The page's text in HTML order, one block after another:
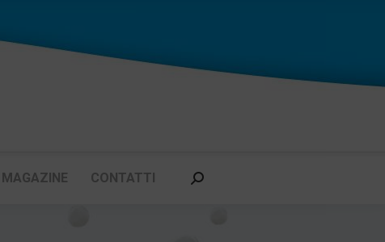
MAGAZINE CONTATTI Cerca: